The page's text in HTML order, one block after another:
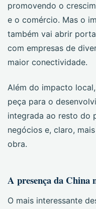
promovendo o
e o comércio. Mas o
também vai abrir
com empresas de
maior conectividade.
Além do impacto
peça para o
integrada ao resto do
negócios e, claro,
obra.
A presença da China
O mais interessante